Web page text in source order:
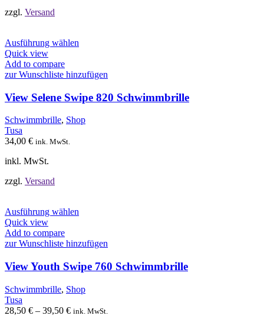
zzgl. Versand
Ausführung wählen
mehrere
auf.
Die
Optionen
können
Quick view
Add to compare
zur Wunschliste hinzufügen
View Selene Swipe 820 Schwimmbrille
Schwimmbrille, Shop
Tusa
34,00 € ink. MwSt.
inkl. MwSt.
zzgl. Versand
Ausführung wählen
mehrere
auf.
Die
Optionen
können
auf
Quick view
Add to compare
zur Wunschliste hinzufügen
View Youth Swipe 760 Schwimmbrille
Schwimmbrille, Shop
Tusa
28,50 € – 39,50 € ink. MwSt.